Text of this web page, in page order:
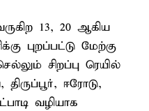
13, 20 ஆகிய
புறப்பட்டு மேற்கு
சிறப்பு ரெயில்
ஈரோடு,
வழியாக